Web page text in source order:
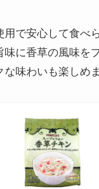
用で安心して食べ
味に香草の風味を
な味わいも楽しめま